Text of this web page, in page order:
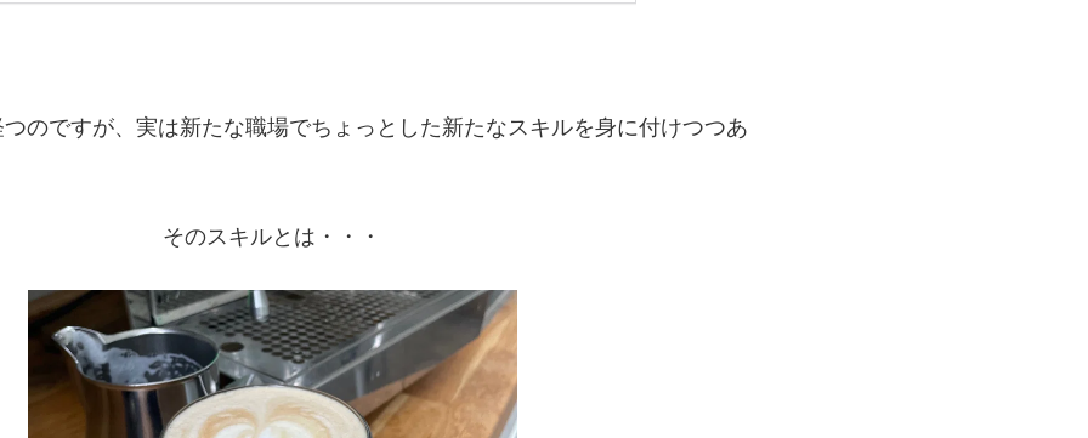
のですが、実は新たな職場でちょっとした新たなスキルを身に付けつつあ
そのスキルとは・・・